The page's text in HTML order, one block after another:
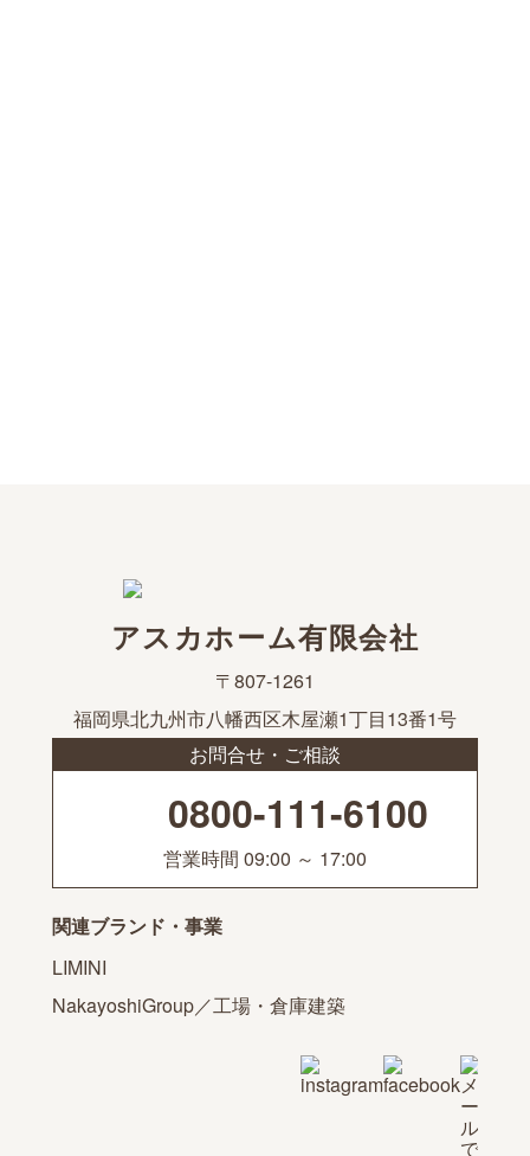
アスカホーム有限会社
〒807-1261
福岡県北九州市八幡西区木屋瀬1丁目13番1号
お問合せ・ご相談
0800-111-6100
営業時間 09:00 ～ 17:00
関連ブランド・事業
LIMINI
NakayoshiGroup／工場・倉庫建築